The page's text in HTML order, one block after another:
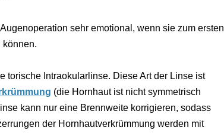
sehr emotional, wenn sie zum ersten
können.
torische Intraokularlinse. Diese Art der Linse ist
(die Hornhaut ist nicht symmetrisch
kann nur eine Brennweite korrigieren, sodass
der Hornhautverkrümmung werden mit